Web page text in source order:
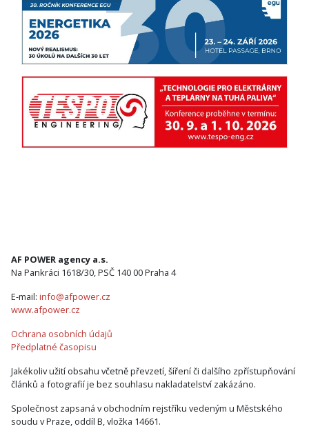
AF POWER agency a.s.
Na Pankráci 1618/30, PSČ 140 00 Praha 4
E-mail: info@afpower.cz
www.afpower.cz
Ochrana osobních údajů
Předplatné časopisu
Jakékoliv užití obsahu včetně převzetí, šíření či dalšího zpřístupňování
článků a fotografií je bez souhlasu nakladatelství zakázáno.
Společnost zapsaná v obchodním rejstříku vedeným u Městského
soudu v Praze, oddíl B, vložka 14661.